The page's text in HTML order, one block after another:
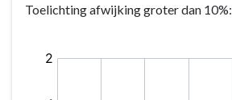
Toelichting afwijking groter dan 10%: